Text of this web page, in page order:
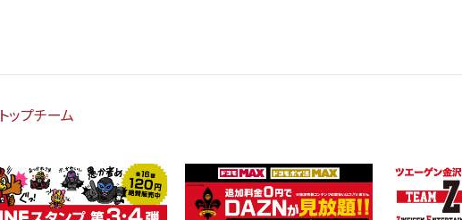
トップチーム